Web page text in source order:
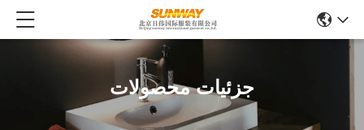
جزئیات محصولات